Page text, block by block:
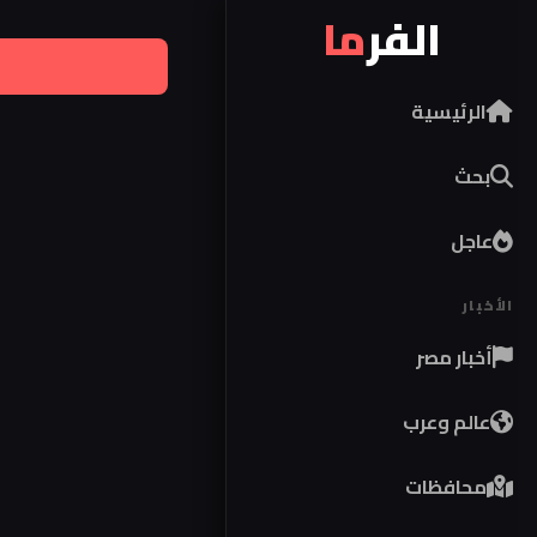
الفرما
الرئيسية
بحث
عاجل
الأخبار
أخبار مصر
عالم وعرب
محافظات